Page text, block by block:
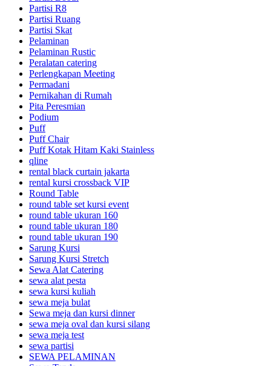
Partisi R8
Partisi Ruang
Partisi Skat
Pelaminan
Pelaminan Rustic
Peralatan catering
Perlengkapan Meeting
Permadani
Pernikahan di Rumah
Pita Peresmian
Podium
Puff
Puff Chair
Puff Kotak Hitam Kaki Stainless
qline
rental black curtain jakarta
rental kursi crossback VIP
Round Table
round table set kursi event
round table ukuran 160
round table ukuran 180
round table ukuran 190
Sarung Kursi
Sarung Kursi Stretch
Sewa Alat Catering
sewa alat pesta
sewa kursi kuliah
sewa meja bulat
Sewa meja dan kursi dinner
sewa meja oval dan kursi silang
sewa meja test
sewa partisi
SEWA PELAMINAN